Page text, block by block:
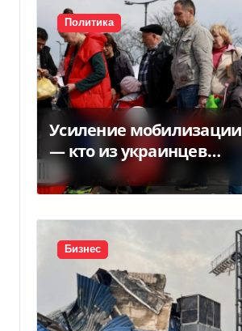
Политика
Усиление мобилизации
— кто из украинцев
потеряет право на
временную защиту в ЕС
Бизнес